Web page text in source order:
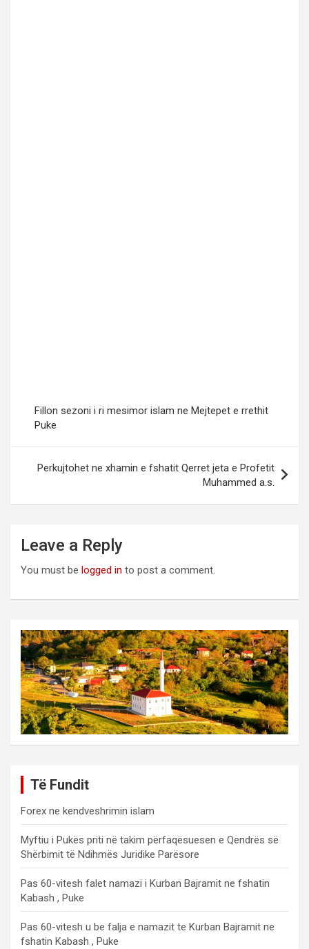
Fillon sezoni i ri mesimor islam ne Mejtepet e rrethit
Puke
Perkujtohet ne xhamin e fshatit Qerret jeta e Profetit
Muhammed a.s.
Leave a Reply
You must be logged in to post a comment.
Të Fundit
Forex ne kendveshrimin islam
Myftiu i Pukës priti në takim përfaqësuesen e Qendrës së
Shërbimit të Ndihmës Juridike Parësore
Pas 60-vitesh falet namazi i Kurban Bajramit ne fshatin
Kabash , Puke
Pas 60-vitesh u be falja e namazit te Kurban Bajramit ne
fshatin Kabash , Puke